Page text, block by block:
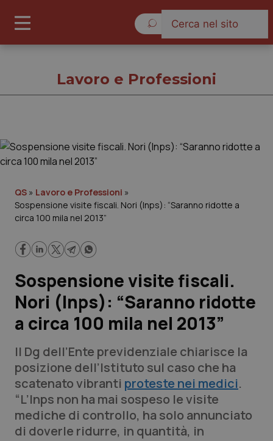
Governo e Parlamento
Regioni e Asl
Lavoro e Professioni
Scienza e Farmaci
Studi e Analisi
Lettere al direttore
Edizioni Regionali
QS Pro
Lavoro e Professioni
QS » Lavoro e Professioni »
Sospensione visite fiscali. Nori (Inps): “Saranno ridotte a
circa 100 mila nel 2013”
Sospensione visite fiscali.
Nori (Inps): “Saranno ridotte
a circa 100 mila nel 2013”
Il Dg dell’Ente previdenziale chiarisce la
posizione dell’Istituto sul caso che ha
scatenato vibranti proteste nei medici.
“L’Inps non ha mai sospeso le visite
mediche di controllo, ha solo annunciato
di doverle ridurre, in quantità, in